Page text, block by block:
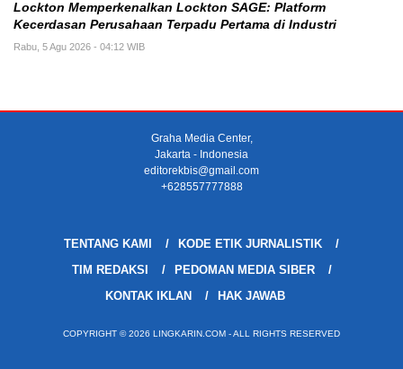
Lockton Memperkenalkan Lockton SAGE: Platform
Kecerdasan Perusahaan Terpadu Pertama di Industri
Rabu, 5 Agu 2026 - 04:12 WIB
Graha Media Center,
Jakarta - Indonesia
editorekbis@gmail.com
+628557777888
TENTANG KAMI
KODE ETIK JURNALISTIK
TIM REDAKSI
PEDOMAN MEDIA SIBER
KONTAK IKLAN
HAK JAWAB
COPYRIGHT © 2026 LINGKARIN.COM - ALL RIGHTS RESERVED